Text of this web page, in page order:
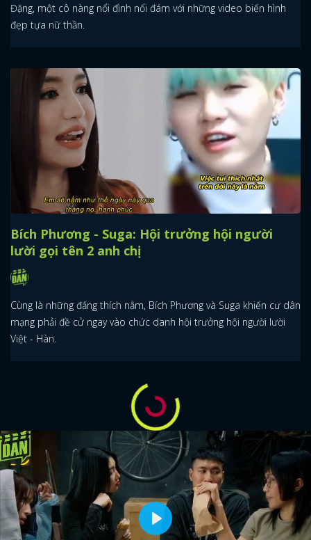
Đặng, một cô nàng nổi đình nổi đám với những video biến hình
đẹp tựa nữ thần.
Bích Phương - Suga: Hội trưởng hội người
lười gọi tên 2 anh chị
Cùng là những đấng thích nằm, Bích Phương và Suga khiến cư dân
mạng phải đề cử ngay vào chức danh hội trưởng hội người lười
Việt - Hàn.
Play